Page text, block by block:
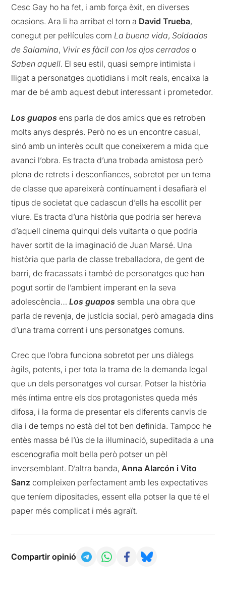
Cesc Gay ho ha fet, i amb força èxit, en diverses
ocasions. Ara li ha arribat el torn a David Trueba,
conegut per pel·lícules comLa buena vida,Soldados
de Salamina, Vivir es fàcil con los ojos cerrados o
Saben aquell. El seu estil, quasi sempre intimista i
lligat a personatges quotidians i molt reals, encaixa la
mar de bé amb aquest debut interessant i prometedor.
Los guapos ens parla de dos amics que es retroben
molts anys després. Però no es un encontre casual,
sinó amb un interès ocult que coneixerem a mida que
avanci l’obra. Es tracta d’una trobada amistosa però
plena de retrets i desconfiances, sobretot per un tema
de classe que apareixerà contínuament i desafiarà el
tipus de societat que cadascun d’ells ha escollit per
viure. Es tracta d’una història que podria ser hereva
d’aquell cinema quinqui dels vuitanta o que podria
haver sortit de la imaginació de Juan Marsé. Una
història que parla de classe treballadora, de gent de
barri, de fracassats i també de personatges que han
pogut sortir de l’ambient imperant en la seva
adolescència… Los guapos sembla una obra que
parla de revenja, de justícia social, però amagada dins
d’una trama corrent i uns personatges comuns.
Crec que l’obra funciona sobretot per uns diàlegs
àgils, potents, i per tota la trama de la demanda legal
que un dels personatges vol cursar. Potser la història
més íntima entre els dos protagonistes queda més
difosa, i la forma de presentar els diferents canvis de
dia i de temps no està del tot ben definida. Tampoc he
entès massa bé l’ús de la il·luminació, supeditada a una
escenografia molt bella però potser un pèl
inversemblant. D’altra banda, Anna Alarcón i Vito
Sanz compleixen perfectament amb les expectatives
que teníem dipositades, essent ella potser la que té el
paper més complicat i més agraït.
Compartir opinió